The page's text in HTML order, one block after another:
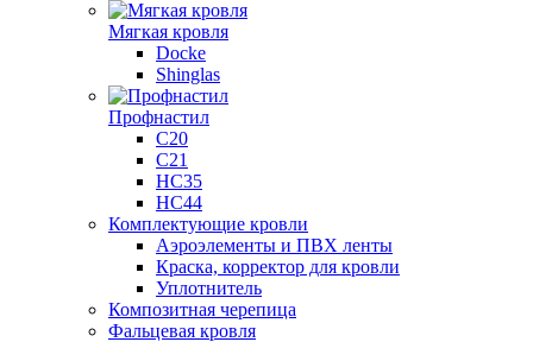
Мягкая кровля
Docke
Shinglas
Профнастил
C20
C21
НС35
НС44
Комплектующие кровли
Аэроэлементы и ПВХ ленты
Краска, корректор для кровли
Уплотнитель
Композитная черепица
Фальцевая кровля